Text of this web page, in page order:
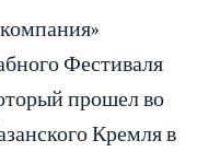
Фестиваля
прошел во
Кремля в